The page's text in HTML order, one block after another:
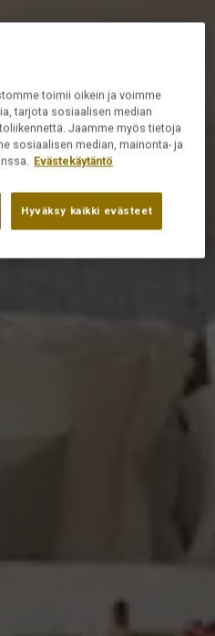
toimii oikein ja voimme
tarjota sosiaalisen median
Jaamme myös tietoja
sosiaalisen median, mainonta- ja
Evästekäytäntö
Hyväksy kaikki evästeet